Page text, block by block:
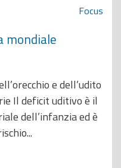
Focus
mondiale
e dell’udito
Il deficit uditivo è il
dell’infanzia ed è